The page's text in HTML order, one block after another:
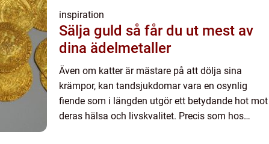
inspiration
Sälja guld så får du ut mest av
dina ädelmetaller
Även om katter är mästare på att dölja sina
krämpor, kan tandsjukdomar vara en osynlig
fiende som i längden utgör ett betydande hot mot
deras hälsa och livskvalitet. Precis som hos